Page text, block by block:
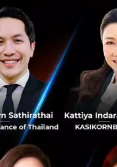
เนื่องจากการกำจัดขยะอ
เปลี่ยนแปลงสภาพภูมิอา
เศษอาหารไม่เพียงแต่ก่อ
เศรษฐกิจและสังคมด้วย
ประโยชน์ต่อโลกและมนุ
แม้ว่าปัญหานี้จะเป็นเรื่อ
ต้องสำหรับวิกฤตโลกนี้ผ่า